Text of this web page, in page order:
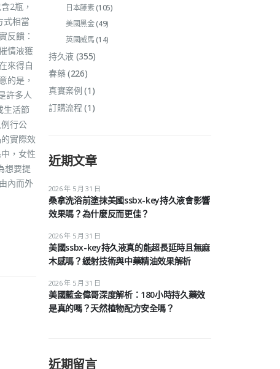
2瓶，
式相當
反饋：
情液獲
來得自
的是，
許多人
生活節
行公
實際效
，女性
想要提
內而外
日本藤素(105)
美國黑金(49)
英國威馬(14)
持久液(355)
春藥(226)
真實案例 (1)
訂購流程 (1)
近期文章
桑拿洗浴前塗抹美國ssbx-key持久液會影響
效果嗎？為什麼反而更佳？
2026 年 5 月 31 日
美國ssbx-key持久液真的能超長延時且無麻
木感嗎？緩射技術與中藥精油效果解析
2026 年 5 月 31 日
美國藍金偉哥深度解析：180小時持久藥效
是真的嗎？天然植物配方安全嗎？
2026 年 5 月 31 日
近期留言